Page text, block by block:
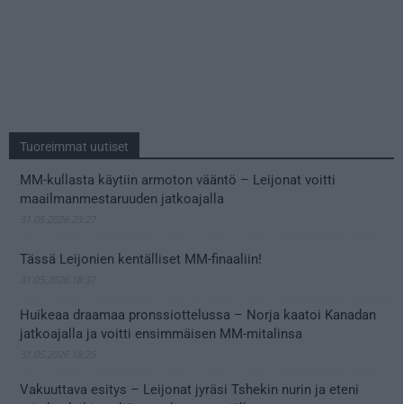
Tuoreimmat uutiset
MM-kullasta käytiin armoton vääntö – Leijonat voitti
maailmanmestaruuden jatkoajalla
Tässä Leijonien kentälliset MM-finaaliin!
Huikeaa draamaa pronssiottelussa – Norja kaatoi Kanadan
jatkoajalla ja voitti ensimmäisen MM-mitalinsa
Vakuuttava esitys – Leijonat jyräsi Tshekin nurin ja eteni